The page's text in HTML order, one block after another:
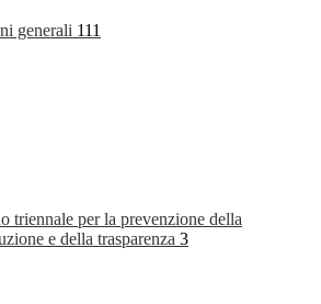
generali 111
triennale per la prevenzione della
e della trasparenza 3